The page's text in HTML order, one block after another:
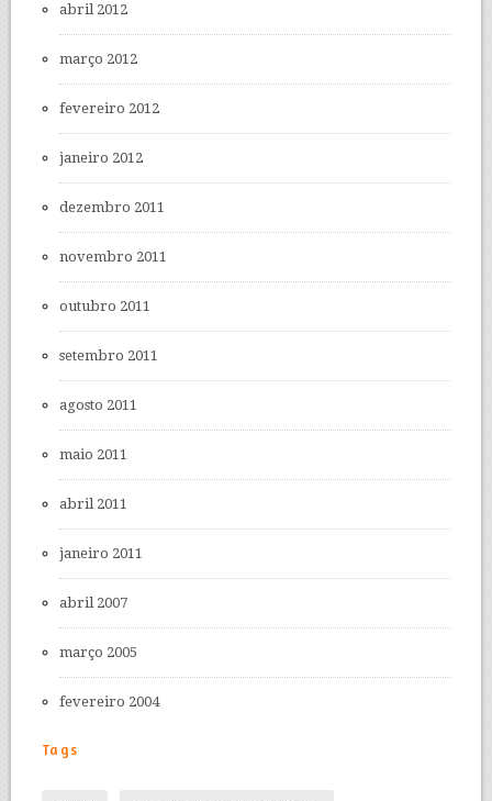
abril 2012
março 2012
fevereiro 2012
janeiro 2012
dezembro 2011
novembro 2011
outubro 2011
setembro 2011
agosto 2011
maio 2011
abril 2011
janeiro 2011
abril 2007
março 2005
fevereiro 2004
Tags